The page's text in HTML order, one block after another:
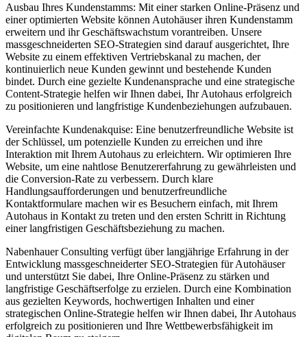
Ausbau Ihres Kundenstamms: Mit einer starken Online-Präsenz und
einer optimierten Website können Autohäuser ihren Kundenstamm
erweitern und ihr Geschäftswachstum vorantreiben. Unsere
massgeschneiderten SEO-Strategien sind darauf ausgerichtet, Ihre
Website zu einem effektiven Vertriebskanal zu machen, der
kontinuierlich neue Kunden gewinnt und bestehende Kunden
bindet. Durch eine gezielte Kundenansprache und eine strategische
Content-Strategie helfen wir Ihnen dabei, Ihr Autohaus erfolgreich
zu positionieren und langfristige Kundenbeziehungen aufzubauen.
Vereinfachte Kundenakquise: Eine benutzerfreundliche Website ist
der Schlüssel, um potenzielle Kunden zu erreichen und ihre
Interaktion mit Ihrem Autohaus zu erleichtern. Wir optimieren Ihre
Website, um eine nahtlose Benutzererfahrung zu gewährleisten und
die Conversion-Rate zu verbessern. Durch klare
Handlungsaufforderungen und benutzerfreundliche
Kontaktformulare machen wir es Besuchern einfach, mit Ihrem
Autohaus in Kontakt zu treten und den ersten Schritt in Richtung
einer langfristigen Geschäftsbeziehung zu machen.
Nabenhauer Consulting verfügt über langjährige Erfahrung in der
Entwicklung massgeschneiderter SEO-Strategien für Autohäuser
und unterstützt Sie dabei, Ihre Online-Präsenz zu stärken und
langfristige Geschäftserfolge zu erzielen. Durch eine Kombination
aus gezielten Keywords, hochwertigen Inhalten und einer
strategischen Online-Strategie helfen wir Ihnen dabei, Ihr Autohaus
erfolgreich zu positionieren und Ihre Wettbewerbsfähigkeit im